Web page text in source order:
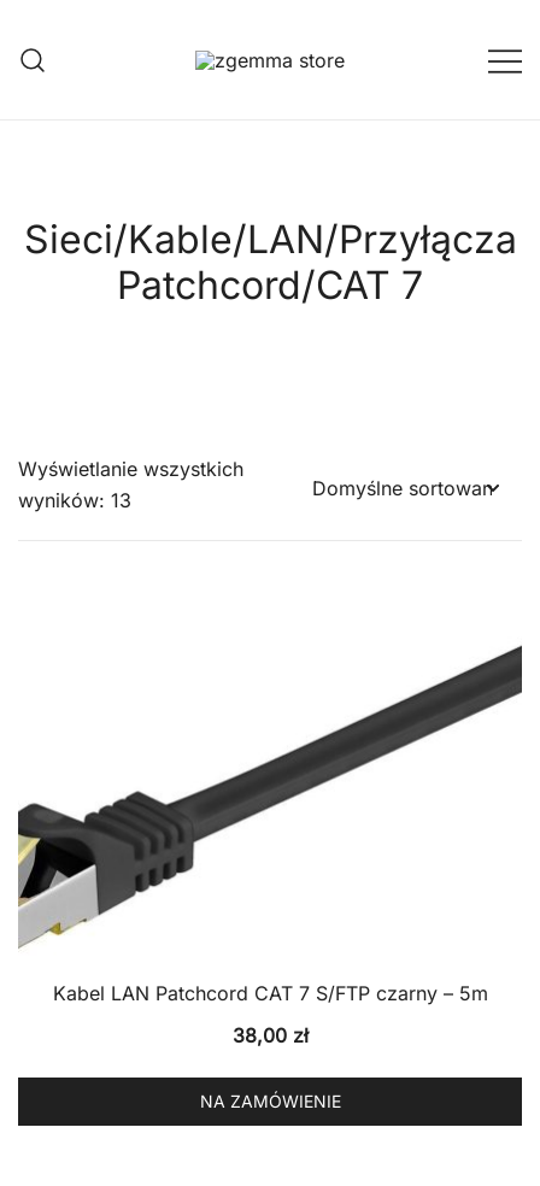
treści
Sieci/Kable/LAN/Przyłącza
Patchcord/CAT 7
Wyświetlanie wszystkich
wyników: 13
Kabel LAN Patchcord CAT 7 S/FTP czarny – 5m
38,00 zł
NA ZAMÓWIENIE